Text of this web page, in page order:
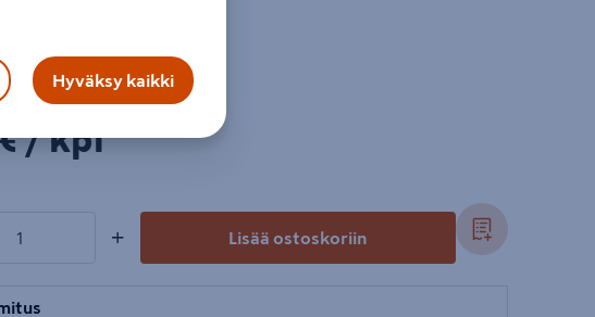
kpl
/ kpl
+ Lisää ostoskoriin
Hyväksy kaikki